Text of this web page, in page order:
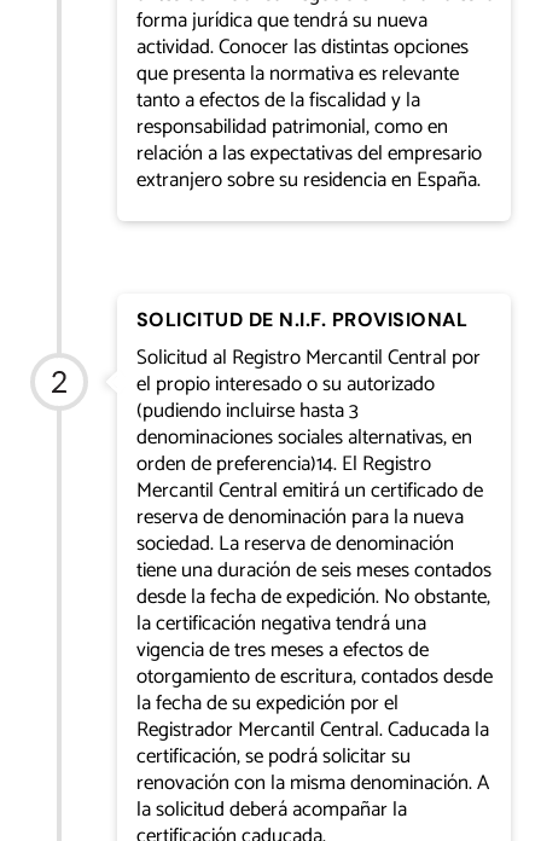
forma jurídica que tendrá su nueva
actividad. Conocer las distintas opciones
que presenta la normativa es relevante
tanto a efectos de la fiscalidad y la
responsabilidad patrimonial, como en
relación a las expectativas del empresario
extranjero sobre su residencia en España.
SOLICITUD DE N.I.F. PROVISIONAL
Solicitud al Registro Mercantil Central por
el propio interesado o su autorizado
(pudiendo incluirse hasta 3
denominaciones sociales alternativas, en
orden de preferencia)14. El Registro
Mercantil Central emitirá un certificado de
reserva de denominación para la nueva
sociedad. La reserva de denominación
tiene una duración de seis meses contados
desde la fecha de expedición. No obstante,
la certificación negativa tendrá una
vigencia de tres meses a efectos de
otorgamiento de escritura, contados desde
la fecha de su expedición por el
Registrador Mercantil Central. Caducada la
certificación, se podrá solicitar su
renovación con la misma denominación. A
la solicitud deberá acompañar la